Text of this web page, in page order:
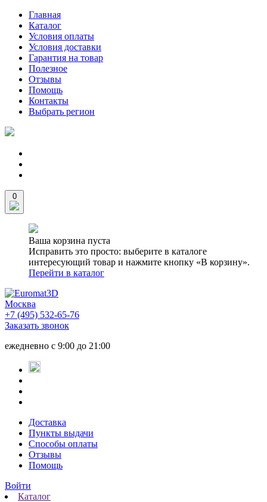
Главная
Каталог
Условия оплаты
Условия доставки
Гарантия на товар
Полезное
Отзывы
Помощь
Контакты
Выбрать регион
0
Ваша корзина пуста
Исправить это просто: выберите в каталоге
интересующий товар и нажмите кнопку «В корзину».
Перейти в каталог
Москва
+7 (495) 532-65-76
Заказать звонок
ежедневно с 9:00 до 21:00
Доставка
Пункты выдачи
Способы оплаты
Отзывы
Помощь
Войти
Каталог